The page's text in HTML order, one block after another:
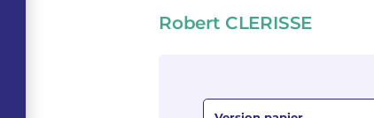
Robert CLERISSE